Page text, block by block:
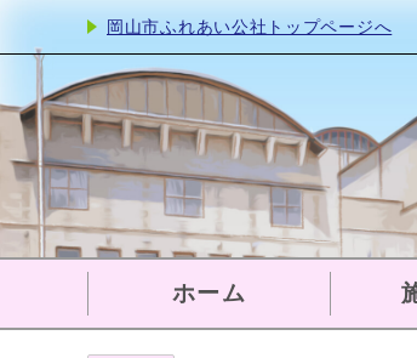
岡山市ふれあい公社トップページへ
ホーム